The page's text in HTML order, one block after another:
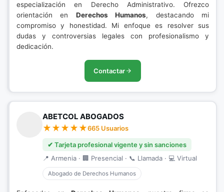
especialización en Derecho Administrativo. Ofrezco
orientación en Derechos Humanos, destacando mi
compromiso y honestidad. Mi enfoque es resolver sus
dudas y controversias legales con profesionalismo y
dedicación.
Contactar
ABETCOL ABOGADOS
665 Usuarios
✔ Tarjeta profesional vigente y sin sanciones
📍 Armenia · 🏢 Presencial · 📞 Llamada · 💻 Virtual
Abogado de Derechos Humanos